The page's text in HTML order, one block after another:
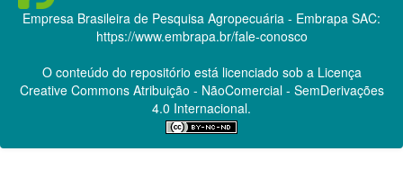
Empresa Brasileira de Pesquisa Agropecuária - Embrapa SAC:
https://www.embrapa.br/fale-conosco
O conteúdo do repositório está licenciado sob a Licença
Creative CommonsAtribuição - NãoComercial - SemDerivações
4.0 Internacional.